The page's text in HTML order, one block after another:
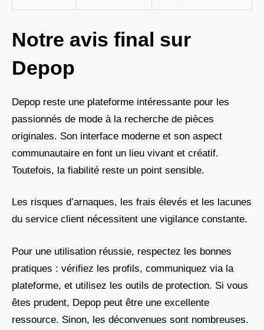
Notre avis final sur
Depop
Depop reste une plateforme intéressante pour les
passionnés de mode à la recherche de pièces
originales. Son interface moderne et son aspect
communautaire en font un lieu vivant et créatif.
Toutefois, la fiabilité reste un point sensible.
Les risques d’arnaques, les frais élevés et les lacunes
du service client nécessitent une vigilance constante.
Pour une utilisation réussie, respectez les bonnes
pratiques : vérifiez les profils, communiquez via la
plateforme, et utilisez les outils de protection. Si vous
êtes prudent, Depop peut être une excellente
ressource. Sinon, les déconvenues sont nombreuses.